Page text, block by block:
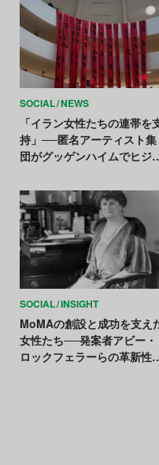
SOCIAL NEWS
「イラン女性たちの連帯を
持」──匿名アーティスト集
団がグッゲンハイムでヒジ
SOCIAL INSIGHT
MoMAの創設と成功を支え
女性たち──発案者アビー・
ロックフェラーらの革新性